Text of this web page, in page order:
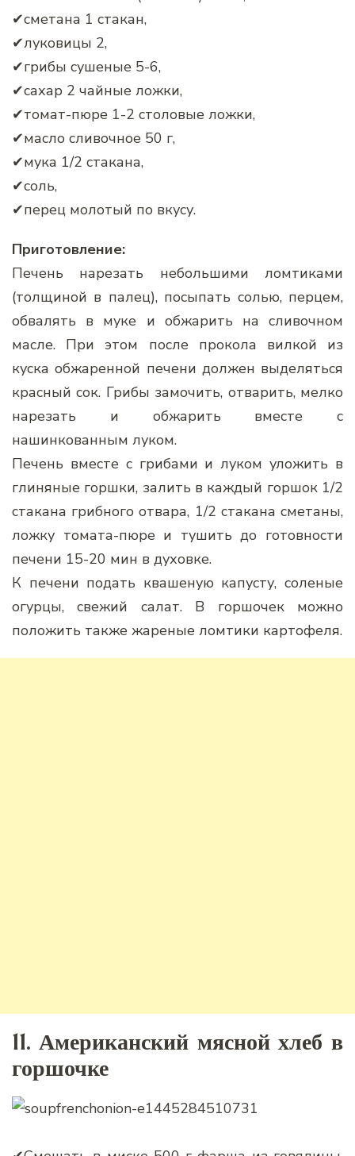
✔сметана 1 стакан,
✔луковицы 2,
✔грибы сушеные 5-6,
✔сахар 2 чайные ложки,
✔томат-пюре 1-2 столовые ложки,
✔масло сливочное 50 г,
✔мука 1/2 стакана,
✔соль,
✔перец молотый по вкусу.
Приготовление:
Печень нарезать небольшими ломтиками
(толщиной в палец), посыпать солью, перцем,
обвалять в муке и обжарить на сливочном
масле. При этом после прокола вилкой из
куска обжаренной печени должен выделяться
красный сок. Грибы замочить, отварить, мелко
нарезать и обжарить вместе с
нашинкованным луком.
Печень вместе с грибами и луком уложить в
глиняные горшки, залить в каждый горшок 1/2
стакана грибного отвара, 1/2 стакана сметаны,
ложку томата-пюре и тушить до готовности
печени 15-20 мин в духовке.
К печени подать квашеную капусту, соленые
огурцы, свежий салат. В горшочек можно
положить также жареные ломтики картофеля.
11. Американский мясной хлеб в
горшочке